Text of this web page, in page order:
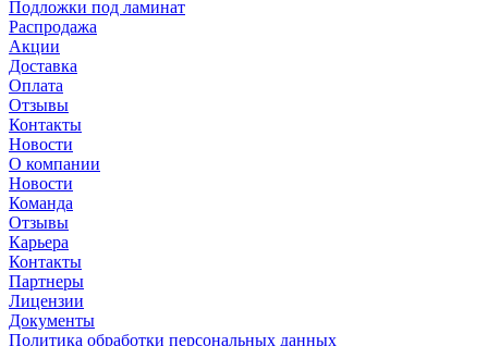
Подложки под ламинат
Распродажа
Акции
Доставка
Оплата
Отзывы
Контакты
Новости
О компании
Новости
Команда
Отзывы
Карьера
Контакты
Партнеры
Лицензии
Документы
Политика обработки персональных данных